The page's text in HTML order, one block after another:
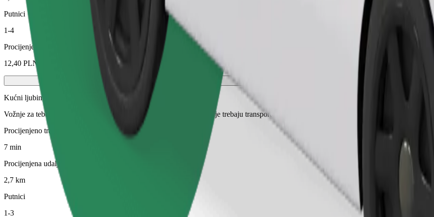
Putnici
1-4
Procijenjena cijena
12,40 PLN
Kućni ljubimci
Vožnje za tebe i tvog ljubimca. Psi moraju nositi brnjicu, male životinje trebaju transporter, a sjedala moraju biti zaštićena dekom ili
Procijenjeno trajanje putovanja
7 min
Procijenjena udaljenost
2,7 km
Putnici
1-3